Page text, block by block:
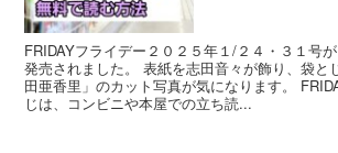
FRIDAYフライデー２０２５年１/２４・３１号
発売されました。 表紙を志田音々が飾り、袋と
田亜香里」のカット写真が気になります。
じは、コンビニや本屋での立ち読...